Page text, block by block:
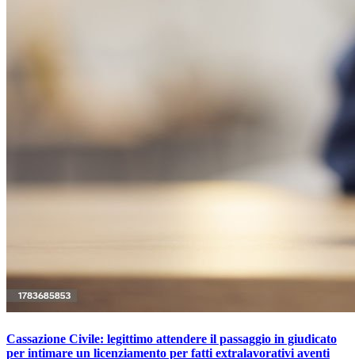
Cassazione Civile: legittimo attendere il passaggio in giudicato
per intimare un licenziamento per fatti extralavorativi aventi